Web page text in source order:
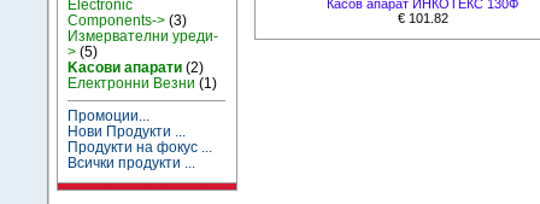
Electronic
Components-> (3)
Измервателни уреди-
> (5)
Kасови апарати (2)
Електронни Везни (1)
Промоции...
Нови Продукти ...
Продукти на фокус ...
Всички продукти ...
Касов апарат ИНКОТЕКС 130Ф
€ 101.82